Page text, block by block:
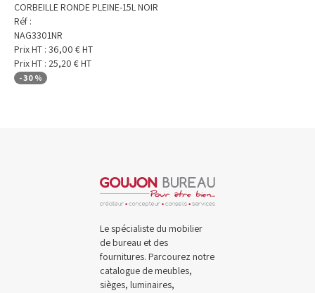
CORBEILLE RONDE PLEINE-15L NOIR
Réf :
NAG3301NR
Prix HT : 36,00 € HT
Prix HT : 25,20 € HT
-30 %
Le spécialiste du mobilier
de bureau et des
fournitures. Parcourez notre
catalogue de meubles,
sièges, luminaires,